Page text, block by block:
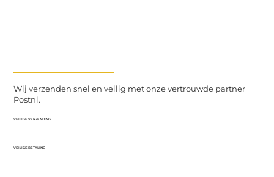
Wij verzenden snel en veilig met onze vertrouwde partner
Postnl.
VEILIGE VERZENDING
VEILIGE BETALING